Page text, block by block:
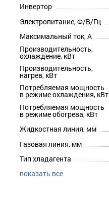
Инвертор
Электропитание, Ф/В/Гц
Максимальный ток, А
Производительность,
охлаждение, кВт
Производительность,
нагрев, кВт
Потребляемая мощность
в режиме охлаждения, кВт
Потребляемая мощность
в режиме обогрева, кВт
Жидкостная линия, мм
Газовая линия, мм
Тип хладагента
показать все